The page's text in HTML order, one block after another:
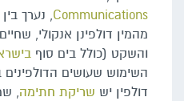
Communications
מהמין דולפינן אנקולי,
והשקט (כולל בים סוף
השימוש שעושים
דולפין יש שריקת חתימה